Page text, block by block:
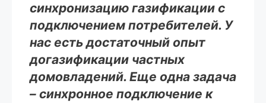
синхронизацию газификации с
подключением потребителей. У
нас есть достаточный опыт
догазификации частных
домовладений. Еще одна задача
– синхронное подключение к